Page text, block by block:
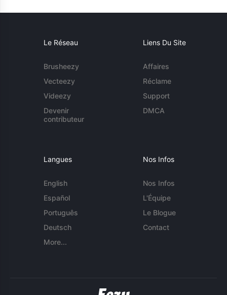
Le Réseau
Brusheezy
Vecteezy
Videezy
Devenir
contributeur
Liens Du Site
Affaires
Réclame
Support
DMCA
Langues
English
Español
Português
Deutsch
More...
Nos Infos
Nos Infos
L'Équipe
Le Blogue
Contact